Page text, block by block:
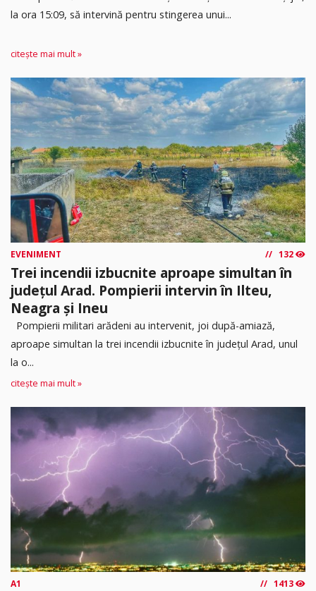
la ora 15:09, să intervină pentru stingerea unui...
citește mai mult »
EVENIMENT 132
Trei incendii izbucnite aproape simultan în
județul Arad. Pompierii intervin în Ilteu,
Neagra și Ineu
Pompierii militari arădeni au intervenit, joi după-amiază,
aproape simultan la trei incendii izbucnite în județul Arad, unul
la o...
citește mai mult »
A1 1413